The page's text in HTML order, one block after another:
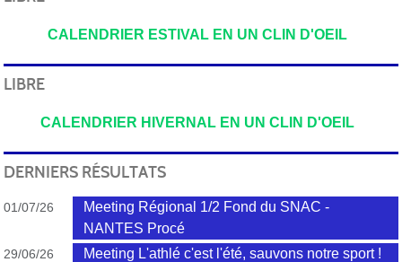
CALENDRIER ESTIVAL EN UN CLIN D'OEIL
LIBRE
CALENDRIER HIVERNAL EN UN CLIN D'OEIL
DERNIERS RÉSULTATS
01/07/26
Meeting Régional 1/2 Fond du SNAC -
NANTES Procé
29/06/26 Meeting L'athlé c'est l'été, sauvons notre sport !